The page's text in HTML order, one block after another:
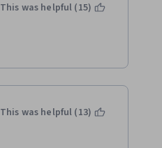
This was helpful (15)
This was helpful (13)